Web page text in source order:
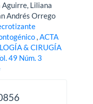
Aguirre, Liliana
Andrés Orrego
,ACTA
& CIRUGÍA
49 Núm. 3